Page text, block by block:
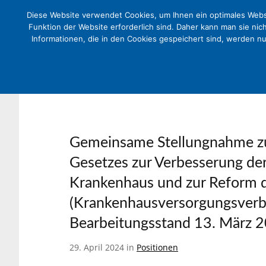
Gemeinsame Stellungnahme
Gesetzes zur Verbesserung
Krankenhaus und zur
Bearbeitungsstand 13. März
29. April 2024 in Positionen
Diese Website verwendet Cookies, um Ihnen ein optimales
Funktion der Website erforderlich sind. Daher kann man sie
Informationen, die in den Cookies gespeichert sind, werden